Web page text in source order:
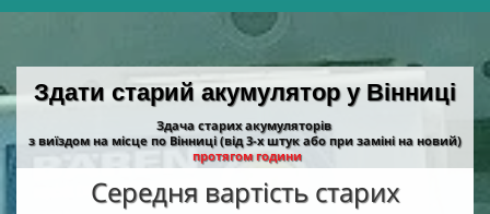
Здати старий акумулятор у Вінниці
Здача старих акумуляторів
з виїздом на місце по Вінниці (від 3-х штук або при заміні на новий)
протягом години
Середня вартість старих